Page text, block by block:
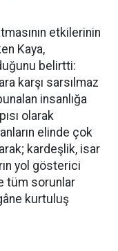
etkilerinin
Kaya,
belirtti:
karşı sarsılmaz
insanlığa
olarak
elinde çok
kardeşlik, isar
yol gösterici
tüm sorunlar
kurtuluş